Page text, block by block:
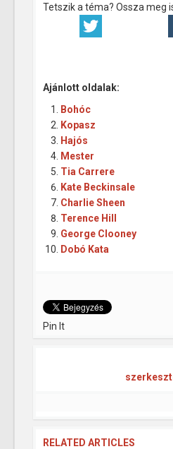
Tetszik a téma? Ossza meg
Ajánlott oldalak:
Bohóc
Kopasz
Hajós
Mester
Tia Carrere
Kate Beckinsale
Charlie Sheen
Terence Hill
George Clooney
Dobó Kata
Pin It
RELATED ARTICLES